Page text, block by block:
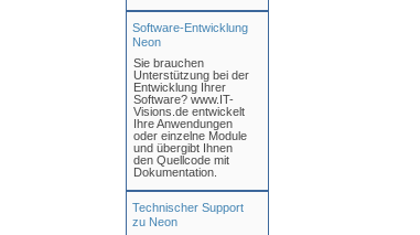
Software-Entwicklung
Neon
Sie brauchen
Unterstützung bei der
Entwicklung Ihrer
Software? www.IT-
Visions.de entwickelt
Ihre Anwendungen
oder einzelne Module
und übergibt Ihnen
den Quellcode mit
Dokumentation.
Technischer Support
zu Neon